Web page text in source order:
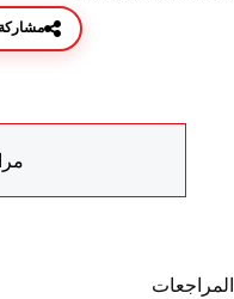
مشاركة
المراجعات